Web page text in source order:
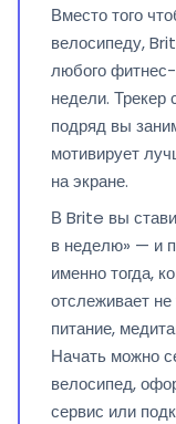
Вместо того
велосипеду,
любого фитнес-
недели. Трекер
подряд вы
мотивирует
на экране.
В Brite вы
в неделю» — и
именно тогда,
отслеживает не
питание,
Начать можно
велосипед,
сервис или